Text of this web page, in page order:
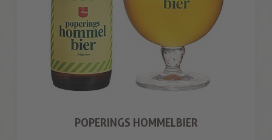
POPERINGS HOMMELBIER